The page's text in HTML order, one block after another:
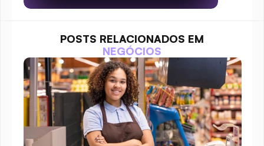
POSTS RELACIONADOS EM
NEGÓCIOS